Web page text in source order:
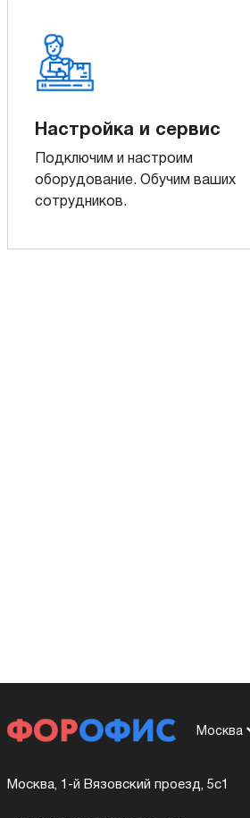
Настройка и сервис
Подключим и настроим
оборудование. Обучим ваших
сотрудников.
Москва
Москва, 1-й Вязовский проезд, 5с1